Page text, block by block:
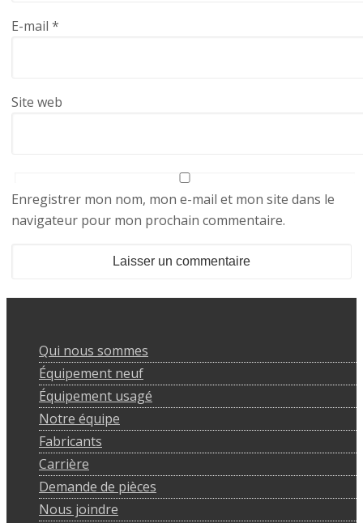
E-mail *
Site web
Enregistrer mon nom, mon e-mail et mon site dans le
navigateur pour mon prochain commentaire.
Qui nous sommes
Équipement neuf
Équipement usagé
Notre équipe
Fabricants
Carrière
Demande de pièces
Nous joindre